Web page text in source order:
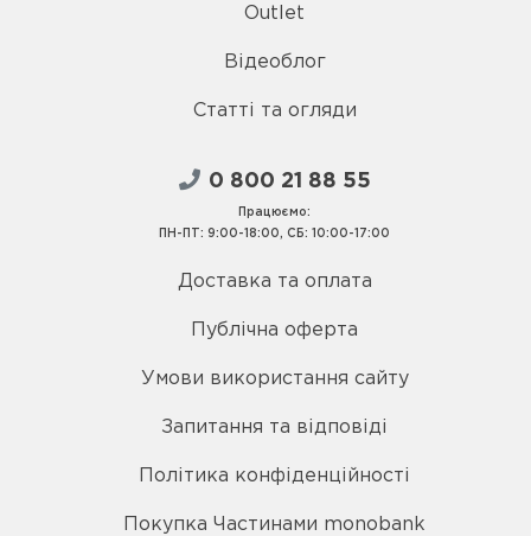
Outlet
Відеоблог
Статті та огляди
0 800 21 88 55
Працюємо:
ПН-ПТ: 9:00-18:00, СБ: 10:00-17:00
Доставка та оплата
Публічна оферта
Умови використання сайту
Запитання та відповіді
Політика конфіденційності
Покупка Частинами monobank